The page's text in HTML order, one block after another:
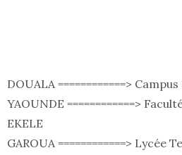
DOUALA ============>
YAOUNDE ============>
EKELE
GAROUA ============> Lycée